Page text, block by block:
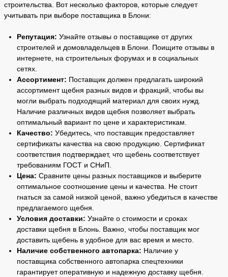
строительства. Вот несколько факторов, которые следует
учитывать при выборе поставщика в Блони:
Репутация: Узнайте отзывы о поставщике от других
строителей и домовладельцев в Блони. Поищите отзывы в
интернете, на строительных форумах и в социальных
сетях.
Ассортимент: Поставщик должен предлагать широкий
ассортимент щебня разных видов и фракций, чтобы вы
могли выбрать подходящий материал для своих нужд.
Наличие различных видов щебня позволяет выбрать
оптимальный вариант по цене и характеристикам.
Качество: Убедитесь, что поставщик предоставляет
сертификаты качества на свою продукцию. Сертификат
соответствия подтверждает, что щебень соответствует
требованиям ГОСТ и СНиП.
Цена: Сравните цены разных поставщиков и выберите
оптимальное соотношение цены и качества. Не стоит
гнаться за самой низкой ценой, важно убедиться в качестве
предлагаемого щебня.
Условия доставки: Узнайте о стоимости и сроках
доставки щебня в Блонь. Важно, чтобы поставщик мог
доставить щебень в удобное для вас время и место.
Наличие собственного автопарка: Наличие у
поставщика собственного автопарка спецтехники
гарантирует оперативную и надежную доставку щебня.